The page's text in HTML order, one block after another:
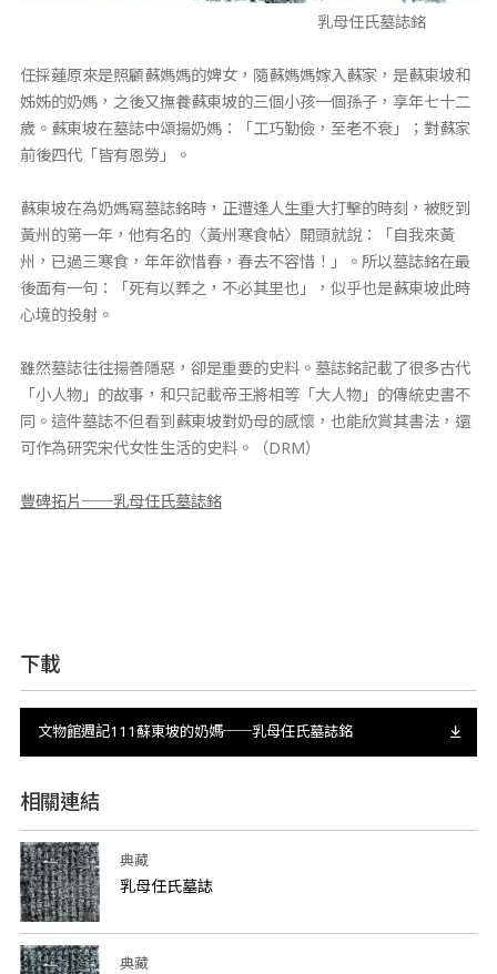
乳母任氏墓誌銘
任採蓮原來是照顧蘇媽媽的婢女，隨蘇媽媽嫁入蘇家，是蘇東坡和
姊姊的奶媽，之後又撫養蘇東坡的三個小孩一個孫子，享年七十二
歲。蘇東坡在墓誌中頌揚奶媽：「工巧勤儉，至老不衰」；對蘇家
前後四代「皆有恩勞」。
蘇東坡在為奶媽寫墓誌銘時，正遭逢人生重大打擊的時刻，被貶到
黃州的第一年，他有名的〈黃州寒食帖〉開頭就說：「自我來黃
州，已過三寒食，年年欲惜春，春去不容惜！」。所以墓誌銘在最
後面有一句：「死有以葬之，不必其里也」，似乎也是蘇東坡此時
心境的投射。
雖然墓誌往往揚善隱惡，卻是重要的史料。墓誌銘記載了很多古代
「小人物」的故事，和只記載帝王將相等「大人物」的傳統史書不
同。這件墓誌不但看到蘇東坡對奶母的感懷，也能欣賞其書法，還
可作為研究宋代女性生活的史料。（DRM）
豐碑拓片──乳母任氏墓誌銘
下載
文物館週記111蘇東坡的奶媽──乳母任氏墓誌銘
相關連結
典藏
乳母任氏墓誌
典藏